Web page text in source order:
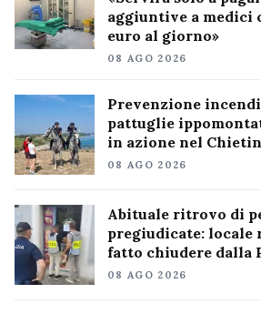
aggiuntive a medici
euro al giorno»
08 AGO 2026
Prevenzione
pattuglie
in azione nel
08 AGO 2026
Abituale ritrovo di
pregiudicate: locale
fatto chiudere dalla
08 AGO 2026